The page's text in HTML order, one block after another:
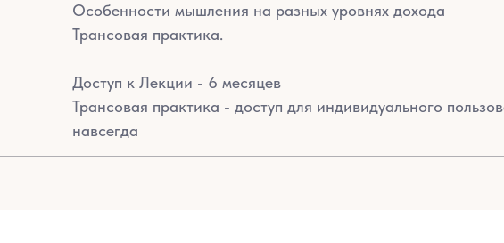
Особенности мышления на разных уровнях дохода
Трансовая практика.
Доступ к Лекции - 6 месяцев
Трансовая практика - доступ для индивидуального
навсегда